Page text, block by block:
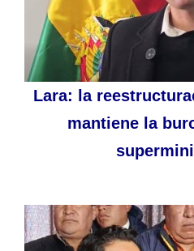
Lara: la
mantiene la